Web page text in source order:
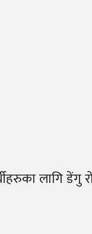
लागि